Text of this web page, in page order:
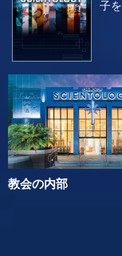
子
教会の内部